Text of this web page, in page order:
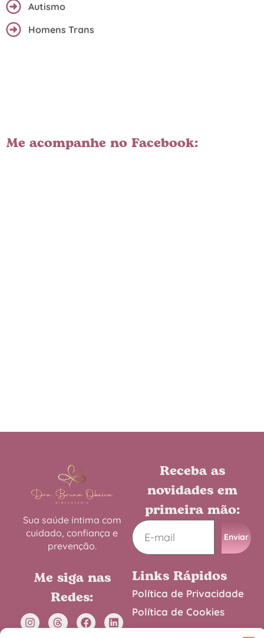
Autismo
Homens Trans
Me acompanhe no Facebook:
Sua saúde íntima com
cuidado, confiança e
prevenção.
Me siga nas
Redes:
Receba as
novidades em
primeira mão:
Enviar
Links Rápidos
Política de Privacidade
Política de Cookies